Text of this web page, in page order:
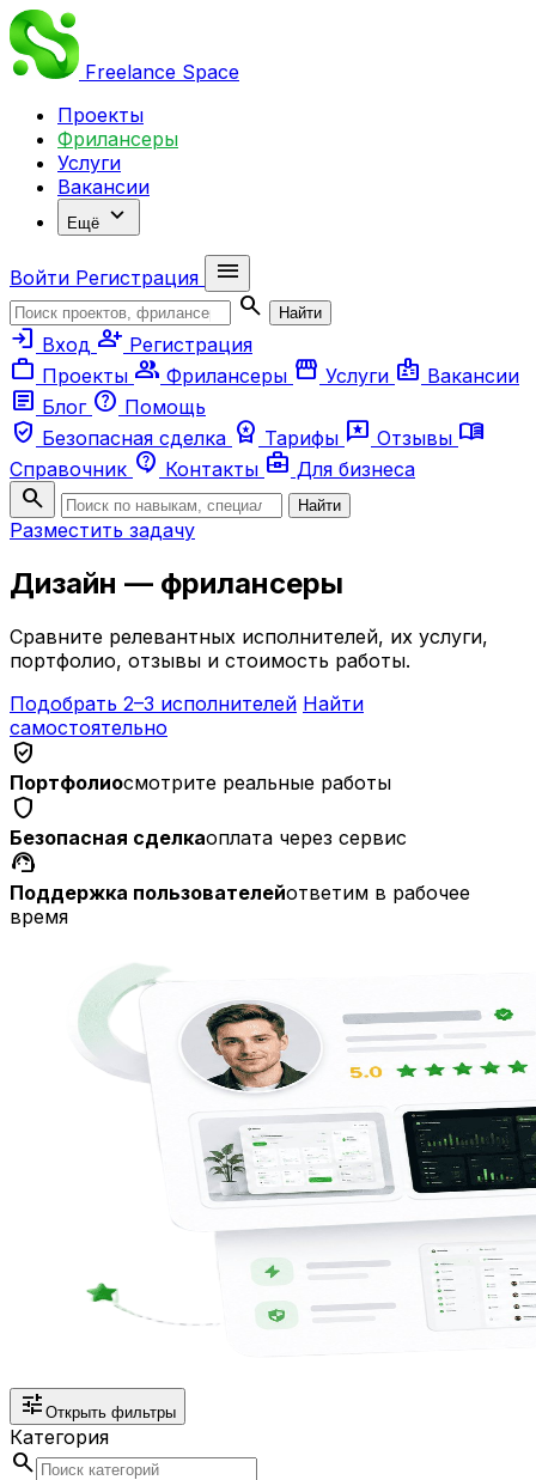
Freelance Space
Проекты
Фрилансеры
Услуги
Вакансии
Ещё expand_more
Войти Регистрация
menu
search
Найти
login Вход person_add Регистрация
work Проекты group Фрилансеры storefront Услуги badge Вакансии
article Блог help Помощь
verified_user Безопасная сделка workspace_premium Тарифы reviews Отзывы menu_book
Справочник contact_support Контакты business_center Для бизнеса
search Найти
Разместить задачу
Дизайн — фрилансеры
Сравните релевантных исполнителей, их услуги,
портфолио, отзывы и стоимость работы.
Подобрать 2–3 исполнителей Найти
самостоятельно
verified_user
Портфолиосмотрите реальные работы
shield
Безопасная сделкаоплата через сервис
support_agent
Поддержка пользователейответим в рабочее
время
tune Открыть фильтры
Категория
search